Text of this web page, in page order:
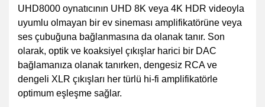
UHD8000 oynatıcının UHD 8K veya 4K HDR videoyla
uyumlu olmayan bir ev sineması amplifikatörüne veya
ses çubuğuna bağlanmasına da olanak tanır. Son
olarak, optik ve koaksiyel çıkışlar harici bir DAC
bağlamanıza olanak tanırken, dengesiz RCA ve
dengeli XLR çıkışları her türlü hi-fi amplifikatörle
optimum eşleşme sağlar.